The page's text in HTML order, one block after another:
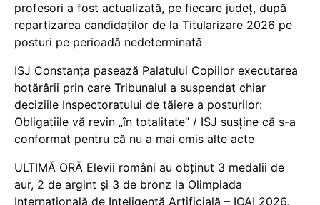
profesori a fost actualizată, pe fiecare județ, după
repartizarea candidaților de la Titularizare 2026 pe
posturi pe perioadă nedeterminată
ISJ Constanța pasează Palatului Copiilor executarea
hotărârii prin care Tribunalul a suspendat chiar
deciziile Inspectoratului de tăiere a posturilor:
Obligațiile vă revin „în totalitate” / ISJ susține că s-a
conformat pentru că nu a mai emis alte acte
ULTIMĂ ORĂ Elevii români au obținut 3 medalii de
aur, 2 de argint și 3 de bronz la Olimpiada
Internațională de Inteligență Artificială – IOAI 2026,